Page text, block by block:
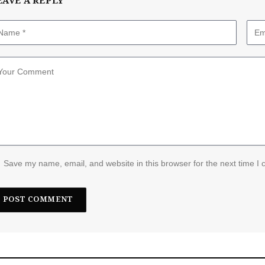
Save my name, email, and website in this browser for the next time I